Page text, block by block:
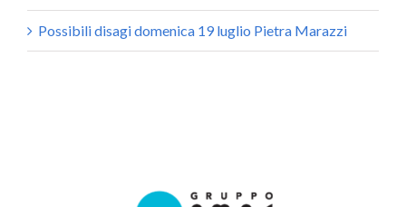
Possibili disagi domenica 19 luglio Pietra Marazzi